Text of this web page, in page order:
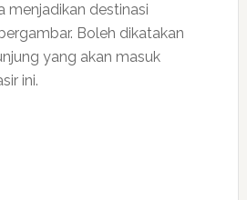
menjadikan destinasi
Boleh dikatakan
yang akan masuk
ini.